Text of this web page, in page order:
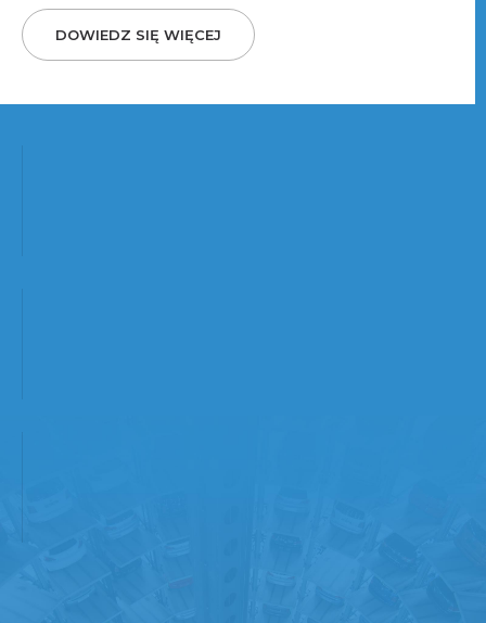
DOWIEDZ SIĘ WIĘCEJ